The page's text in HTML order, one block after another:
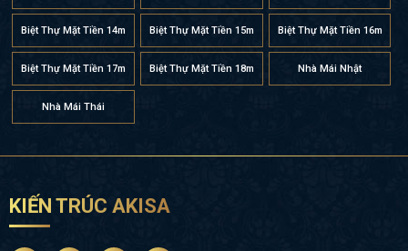
Biệt Thự Mặt Tiền 14m Biệt Thự Mặt Tiền 15m Biệt Thự Mặt Tiền 16m
Biệt Thự Mặt Tiền 17m Biệt Thự Mặt Tiền 18m Nhà Mái Nhật
Nhà Mái Thái
KIẾN TRÚC AKISA